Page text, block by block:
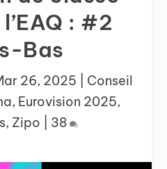
: #2
Bas
26, 2025
Conseil
, Eurovision 2025,
, Zipo 38